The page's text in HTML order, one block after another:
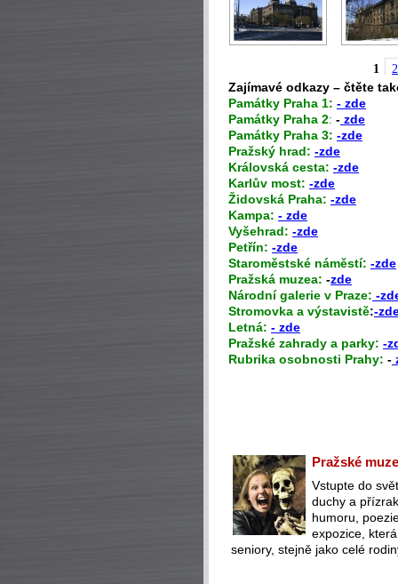
1
2
Zajímavé odkazy – čtěte
Památky Praha 1: - zde
Památky Praha 2: - zde
Památky Praha 3: -zde
Pražský hrad: -zde
Královská cesta: -zde
Karlův most: -zde
Židovská Praha: -zde
Kampa: - zde
Vyšehrad: -zde
Petřín: -zde
Staroměstské náměstí: -zde
Pražská muzea: -zde
Národní galerie v Praze: -
Stromovka a výstavistě:-
Letná: - zde
Pražské zahrady a parky: -
Rubrika osobnosti Prahy: -
Pražské
Vstupte do
duchy a
humoru,
expozice,
seniory, stejně jako celé